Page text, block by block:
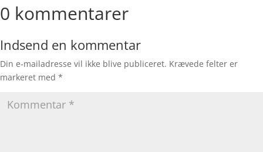
0 kommentarer
Indsend en kommentar
Din e-mailadresse vil ikke blive publiceret. Krævede felter er
markeret med *